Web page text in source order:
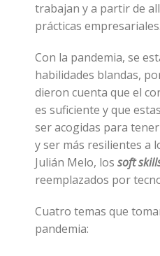
trabajan y a partir de
prácticas empresariales.
Con la pandemia, se
habilidades blandas,
dieron cuenta que el
es suficiente y que
ser acogidas para
y ser más resilientes a
Julián Melo, los soft
reemplazados por
Cuatro temas que
pandemia: